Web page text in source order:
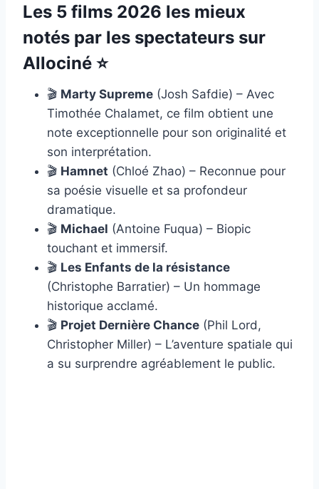
Les 5 films 2026 les mieux
notés par les spectateurs sur
Allociné ⭐
🎬 Marty Supreme (Josh Safdie) – Avec
Timothée Chalamet, ce film obtient une
note exceptionnelle pour son originalité et
son interprétation.
🎬 Hamnet (Chloé Zhao) – Reconnue pour
sa poésie visuelle et sa profondeur
dramatique.
🎬 Michael (Antoine Fuqua) – Biopic
touchant et immersif.
🎬 Les Enfants de la résistance
(Christophe Barratier) – Un hommage
historique acclamé.
🎬 Projet Dernière Chance (Phil Lord,
Christopher Miller) – L’aventure spatiale qui
a su surprendre agréablement le public.